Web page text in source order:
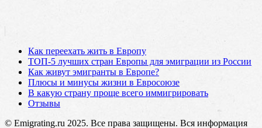
Как переехать жить в Европу
ТОП-5 лучших стран Европы для эмиграции из России
Как живут эмигранты в Европе?
Плюсы и минусы жизни в Евросоюзе
В какую страну проще всего иммигрировать
Отзывы
© Emigrating.ru 2025. Все права защищены. Вся информация